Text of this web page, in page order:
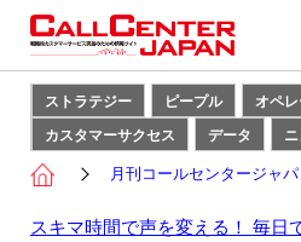
ストラテジー ピープル オペ
カスタマーサクセス
データ
月刊コールセンタージャ
スキマ時間で声を変える！ 毎日